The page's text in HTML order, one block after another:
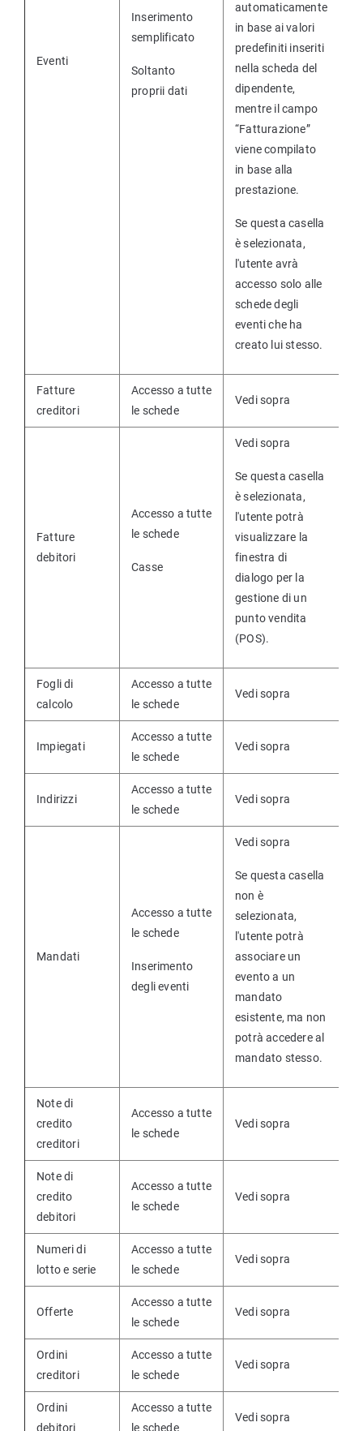
Eventi
Inserimento
semplificato
Soltanto
proprii dati
automaticamente
in base ai valori
predefiniti inseriti
nella scheda del
dipendente,
mentre il campo
“Fatturazione”
viene compilato
in base alla
prestazione.
Se questa casella
è selezionata,
l'utente avrà
accesso solo alle
schede degli
eventi che ha
creato lui stesso.
Fatture
creditori
Accesso a tutte
le schede
Vedi sopra
Fatture
debitori
Accesso a tutte
le schede
Casse
Vedi sopra
Se questa casella
è selezionata,
l'utente potrà
visualizzare la
finestra di
dialogo per la
gestione di un
punto vendita
(POS).
Fogli di
calcolo
Accesso a tutte
le schede
Vedi sopra
Impiegati
Accesso a tutte
le schede
Vedi sopra
Indirizzi
Accesso a tutte
le schede
Vedi sopra
Mandati
Accesso a tutte
le schede
Inserimento
degli eventi
Vedi sopra
Se questa casella
non è
selezionata,
l'utente potrà
associare un
evento a un
mandato
esistente, ma non
potrà accedere al
mandato stesso.
Note di
credito
creditori
Accesso a tutte
le schede
Vedi sopra
Note di
credito
debitori
Accesso a tutte
le schede
Vedi sopra
Numeri di
lotto e serie
Accesso a tutte
le schede
Vedi sopra
Offerte
Accesso a tutte
le schede
Vedi sopra
Ordini
creditori
Accesso a tutte
le schede
Vedi sopra
Ordini
debitori
Accesso a tutte
le schede
Vedi sopra